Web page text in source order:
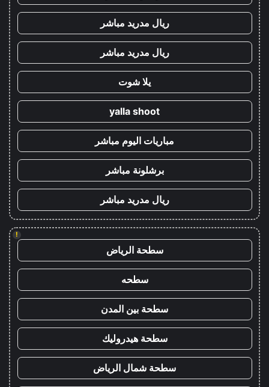
ريال مدريد مباشر
ريال مدريد مباشر
يلا شوت
yalla shoot
مباريات اليوم مباشر
برشلونة مباشر
ريال مدريد مباشر
!
سطحة الرياض
سطحه
سطحة بين المدن
سطحة هيدروليك
سطحة شمال الرياض